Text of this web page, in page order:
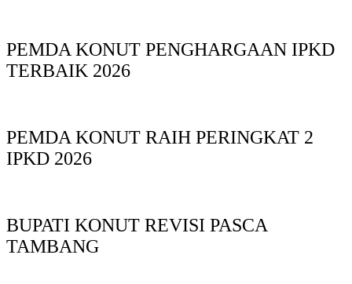
PEMDA KONUT PENGHARGAAN IPKD
TERBAIK 2026
PEMDA KONUT RAIH PERINGKAT 2
IPKD 2026
BUPATI KONUT REVISI PASCA
TAMBANG